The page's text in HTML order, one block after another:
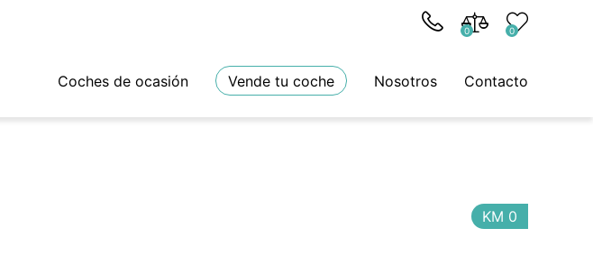
0 0
Coches de ocasión Vende tu coche Nosotros Contacto
KM 0